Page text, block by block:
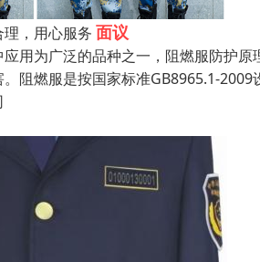
，用心服务 面议
用为广泛的品种之一，阻燃服防护
阻燃服是按国家标准GB8965.1-